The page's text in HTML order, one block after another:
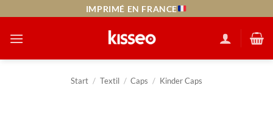
springen
IMPRIMÉ EN FRANCE
Start / Textil / Caps / Kinder Caps